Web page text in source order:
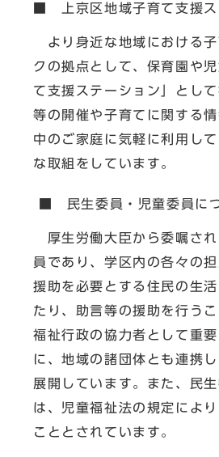
■ 上京区地域子育て支援ス
より身近な地域における子
クの拠点として、保育園や
て支援ステーション」とし
等の開催や子育てに関する
中のご家庭に気軽に利用し
な取組をしています。
■ 民生委員・児童委員に
厚生労働大臣から委嘱さ
員であり、学区内の各々の
援助を必要とする住民の生
たり、助言等の援助を行う
福祉行政の協力者として重
に、地域の諸団体とも連携
展開しています。また、民
は、児童福祉法の規定によ
こととされています。